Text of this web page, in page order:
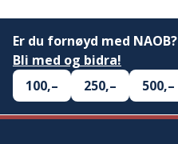
Er du fornøyd med NAOB?
Bli med og bidra!
100,–
250,– 500,–